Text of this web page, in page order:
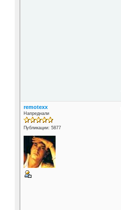
remotexx
Напреднали
Публикации: 5877